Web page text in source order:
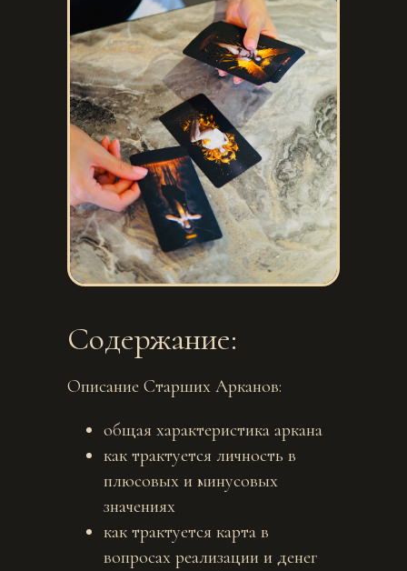
Описание Старших Арканов:
общая характеристика аркана
как трактуется личность в
плюсовых и минусовых
значениях
как трактуется карта в
вопросах реализации и денег
Содержание: